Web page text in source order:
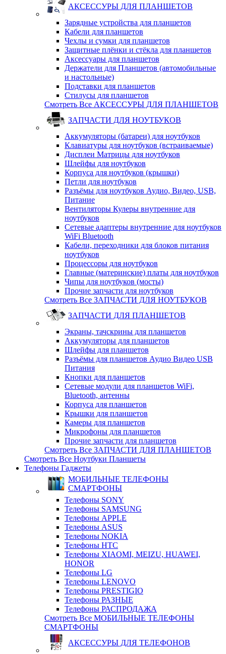
АКСЕССУРЫ ДЛЯ ПЛАНШЕТОВ
Зарядные устройства для планшетов
Кабели для планшетов
Чехлы и сумки для планшетов
Защитные плёнки и стёкла для планшетов
Аксессуары для планшетов
Держатели для Планшетов (автомобильные
и настольные)
Подставки для планшетов
Стилусы для планшетов
Смотреть Все АКСЕССУРЫ ДЛЯ ПЛАНШЕТОВ
ЗАПЧАСТИ ДЛЯ НОУТБУКОВ
Аккумуляторы (батареи) для ноутбуков
Клавиатуры для ноутбуков (встраиваемые)
Дисплеи Матрицы для ноутбуков
Шлейфы для ноутбуков
Корпуса для ноутбуков (крышки)
Петли для ноутбуков
Разъёмы для ноутбуков Аудио, Видео, USB,
Питание
Вентиляторы Кулеры внутренние для
ноутбуков
Сетевые адаптеры внутренние для ноутбуков
WiFi Bluetooth
Кабели, переходники для блоков питания
ноутбуков
Процессоры для ноутбуков
Главные (материнские) платы для ноутбуков
Чипы для ноутбуков (мосты)
Прочие запчасти для ноутбуков
Смотреть Все ЗАПЧАСТИ ДЛЯ НОУТБУКОВ
ЗАПЧАСТИ ДЛЯ ПЛАНШЕТОВ
Экраны, тачскрины для планшетов
Аккумуляторы для планшетов
Шлейфы для планшетов
Разъёмы для планшетов Аудио Видео USB
Питания
Кнопки для планшетов
Сетевые модули для планшетов WiFi,
Bluetooth, антенны
Корпуса для планшетов
Крышки для планшетов
Камеры для планшетов
Микрофоны для планшетов
Прочие запчасти для планшетов
Смотреть Все ЗАПЧАСТИ ДЛЯ ПЛАНШЕТОВ
Смотреть Все Ноутбуки Планшеты
Телефоны Гаджеты
МОБИЛЬНЫЕ ТЕЛЕФОНЫ
СМАРТФОНЫ
Телефоны SONY
Телефоны SAMSUNG
Телефоны APPLE
Телефоны ASUS
Телефоны NOKIA
Телефоны HTC
Телефоны XIAOMI, MEIZU, HUAWEI,
HONOR
Телефоны LG
Телефоны LENOVO
Телефоны PRESTIGIO
Телефоны РАЗНЫЕ
Телефоны РАСПРОДАЖА
Смотреть Все МОБИЛЬНЫЕ ТЕЛЕФОНЫ
СМАРТФОНЫ
АКСЕССУРЫ ДЛЯ ТЕЛЕФОНОВ